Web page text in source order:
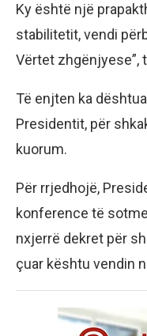
Ky është një
stabilitetit, vendi
Vërtet zhgënjyese”,
Të enjten ka
Presidentit, për
kuorum.
Për rrjedhojë,
konference të
nxjerrë dekret për
çuar kështu vendin